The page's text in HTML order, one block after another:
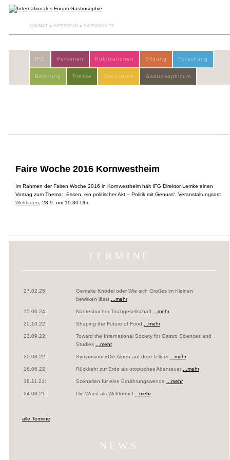
KONTAKT IMPRESSUM DATENSCHUTZ
IFG Personen Publikationen Bildung Forschung
Beratung Presse Sponsoren Gastrosophicum
Faire Woche 2016 Kornwestheim
Im Rahmen der Fairen Woche 2016 in Kornwestheim hält IFG Direktor Lemke einen
Vortrag zum Thema: „Essen, ein politischer Akt – Politik mit Genuss“. Veranstaltungsort:
Weltladen, 28.9. um 19:30 Uhr.
TERMINE
27.02.25:
Gemalte Knödel oder Wie sich Großes im Kleinen
bewirken lässt ...mehr
15.06.24: Nantesbucher Tischgesellschaft ...mehr
20.10.22: Shaping the Future of Food ...mehr
23.09.22:
Toward the International Society for Gastro Sciences and
Studies ...mehr
20.08.22: Symposium «Die Alpen auf dem Teller» ...mehr
16.06.22: Rückkehr zur Erde als utopisches Abenteuer ...mehr
18.11.21: Szenarien für eine Ernährungswende ...mehr
24.08.21: Die Wurst als Weltformel ...mehr
alle Termine
NEWS